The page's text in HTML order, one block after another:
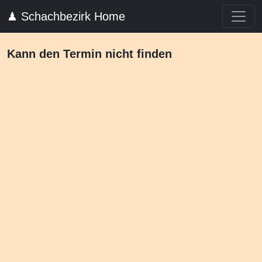
♟ Schachbezirk Home
Kann den Termin nicht finden